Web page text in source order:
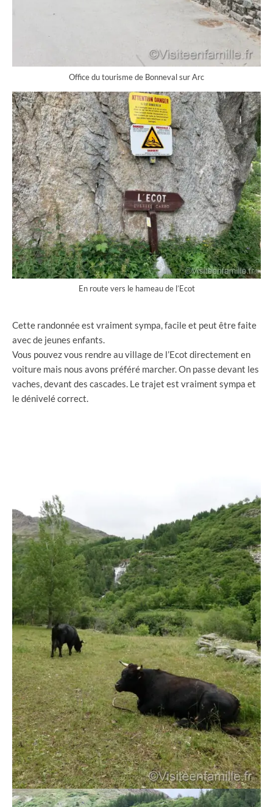
Office du tourisme de Bonneval sur Arc
En route vers le hameau de l’Ecot
Cette randonnée est vraiment sympa, facile et peut être faite
avec de jeunes enfants.
Vous pouvez vous rendre au village de l’Ecot directement en
voiture mais nous avons préféré marcher. On passe devant les
vaches, devant des cascades. Le trajet est vraiment sympa et
le dénivelé correct.